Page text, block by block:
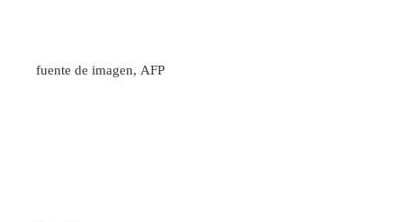
fuente de imagen, AFP